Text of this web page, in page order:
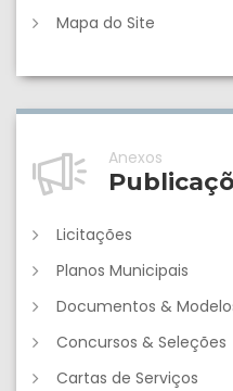
Mapa do Site
Anexos
Licitações
Planos Municipais
Documentos &
Concursos & Seleções
Cartas de Serviços